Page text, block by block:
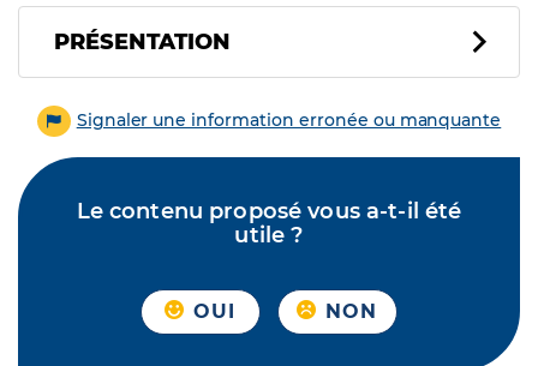
PRÉSENTATION
Signaler une information erronée ou manquante
Le contenu proposé vous a-t-il été
utile ?
OUI NON